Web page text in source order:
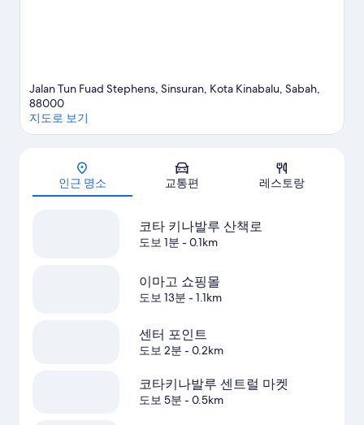
Jalan Tun Fuad Stephens, Sinsuran, Kota Kinabalu, Sabah,
88000
지도로 보기
인근 명소 교통편 레스토랑
코타 키나발루 산책로
도보 1분 - 0.1km
이마고 쇼핑몰
도보 13분 - 1.1km
센터 포인트
도보 2분 - 0.2km
코타키나발루 센트럴 마켓
도보 5분 - 0.5km